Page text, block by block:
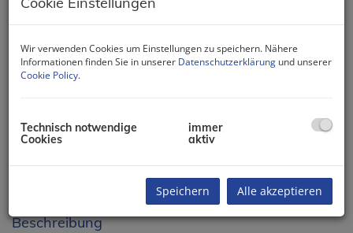
Beschreibung
Wir verwenden Cookies um Einstellungen zu speichern. Nähere
Informationen finden Sie in unserer Datenschutzerklärung und unserer
Cookie Policy.
Technisch notwendige
Cookies
immer
aktiv
Speichern Alle akzeptieren